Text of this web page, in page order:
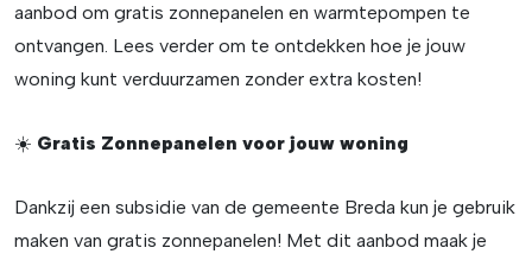
aanbod om gratis zonnepanelen en warmtepompen te
ontvangen. Lees verder om te ontdekken hoe je jouw
woning kunt verduurzamen zonder extra kosten!
☀️ Gratis Zonnepanelen voor jouw woning
Dankzij een subsidie van de gemeente Breda kun je gebruik
maken van gratis zonnepanelen! Met dit aanbod maak je